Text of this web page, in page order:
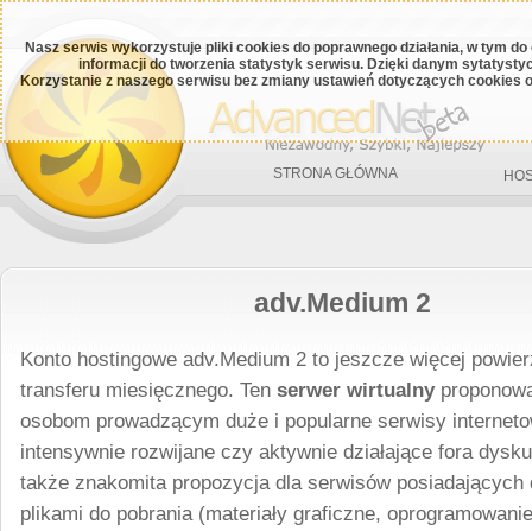
Nasz serwis wykorzystuje pliki cookies do poprawnego działania, w tym
informacji do tworzenia statystyk serwisu. Dzięki danym
Korzystanie z naszego serwisu bez zmiany ustawień dotyczących cookies
STRONA GŁÓWNA
adv.Medium 2
Konto hostingowe adv.Medium 2 to jeszcze więcej
transferu miesięcznego. Ten serwer wirtualny
osobom prowadzącym duże i popularne serwisy
intensywnie rozwijane czy aktywnie działające fora
także znakomita propozycja dla serwisów posiadających
plikami do pobrania (materiały graficzne,